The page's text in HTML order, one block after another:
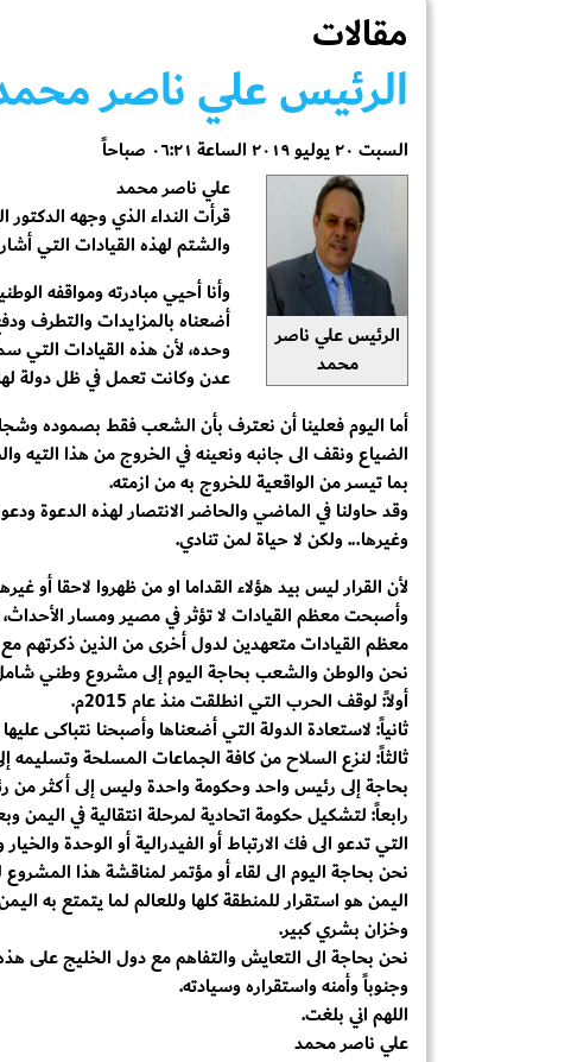
مقالات
الرئيس علي ناصر
السبت ٢٠ يوليو ٢٠١٩ الساعة ٠٦:٢١ صباحاً
الرئيس علي ناصر
محمد
علي ناصر محمد
والشتم لهذه القيادات التي
وأنا أحيي مبادرته ومواقفه
أضعناه بالمزايدات والتطرف
وحده، لأن هذه القيادات التي
عدن وكانت تعمل في ظل دولة لها
أما اليوم فعلينا أن نعترف بأن الشعب فقط بصموده
الضياع ونقف الى جانبه ونعينه في الخروج من هذا التيه
بما تيسر من الواقعية للخروج به من ازمته.
وقد حاولنا في الماضي والحاضر الانتصار لهذه الدعوة
وغيرها... ولكن لا حياة لمن تنادي.
لأن القرار ليس بيد هؤلاء القداما او من ظهروا لاحقا أو
وأصبحت معظم القيادات لا تؤثر في مصير ومسار
معظم القيادات متعهدين لدول أخرى من الذين ذكرتهم
نحن والوطن والشعب بحاجة اليوم إلى مشروع وطني
أولاً: لوقف الحرب التي انطلقت منذ عام 2015م.
ثانياً: لاستعادة الدولة التي أضعناها وأصبحنا نتباكى
ثالثاً: لنزع السلاح من كافة الجماعات المسلحة وتسليمه
بحاجة إلى رئيس واحد وحكومة واحدة وليس إلى أكثر
رابعاً: لتشكيل حكومة اتحادية لمرحلة انتقالية في اليمن
التي تدعو الى فك الارتباط أو الفيدرالية أو الوحدة
نحن بحاجة اليوم الى لقاء أو مؤتمر لمناقشة هذا
اليمن هو استقرار للمنطقة كلها وللعالم لما يتمتع به
وخزان بشري كبير.
نحن بحاجة الى التعايش والتفاهم مع دول الخليج على
وجنوباً وأمنه واستقراره وسيادته.
اللهم اني بلغت.
علي ناصر محمد